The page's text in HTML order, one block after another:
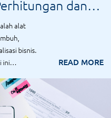
dan
alat
bisnis.
ini
READ MORE